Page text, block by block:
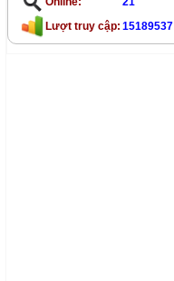
Lượt truy cập: 15189537